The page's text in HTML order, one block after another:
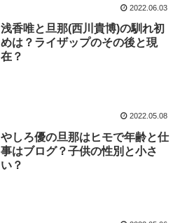
2022.06.03
浅香唯と旦那(西川貴博)の馴れ初
めは？ライザップのその後と現
在？
2022.05.08
やしろ優の旦那はヒモで年齢と仕
事はブログ？子供の性別と小さ
い？